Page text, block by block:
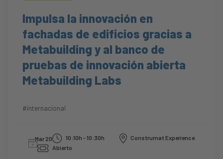
Impulsa la innovación en
fachadas de edificios gracias a
Metabuilding y al banco de
pruebas de innovación abierta
Metabuilding Labs
#internacional
Mar 20 10:10h - 10:30h
Construmat Experience
Abierto